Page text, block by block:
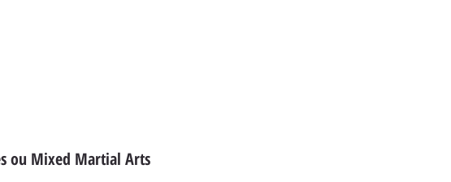
ou Mixed Martial Arts